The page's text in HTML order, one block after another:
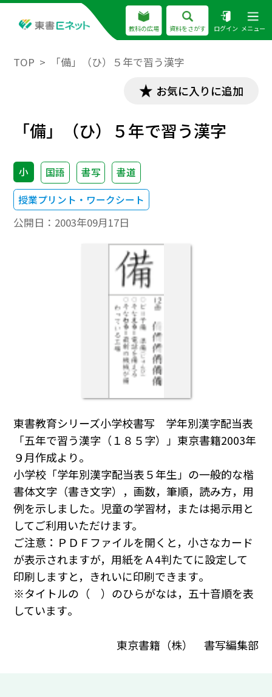
教科の広場 資料をさがす ログイン メニュー
TOP 「備」（ひ）５年で習う漢字
お気に入りに追加
「備」（ひ）５年で習う漢字
小 国語 書写
書道
授業プリント・ワークシート
公開日： 2003年09月17日
東書教育シリーズ小学校書写 学年別漢字配当表
「五年で習う漢字（１８５字）」東京書籍2003年
９月作成より。
小学校「学年別漢字配当表５年生」の一般的な楷
書体文字（書き文字），画数，筆順，読み方，用
例を示しました。児童の学習材，または掲示用と
してご利用いただけます。
ご注意：ＰＤＦファイルを開くと，小さなカード
が表示されますが，用紙をＡ4判たてに設定して
印刷しますと，きれいに印刷できます｡
※タイトルの（ ）のひらがなは，五十音順を表
しています｡
東京書籍（株） 書写編集部